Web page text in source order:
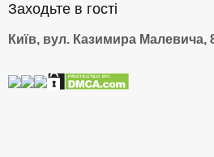
Заходьте в гості
Київ, вул. Казимира Малевича,